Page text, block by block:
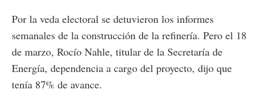
Por la veda electoral se detuvieron los informes
semanales de la construcción de la refinería. Pero el 18
de marzo, Rocío Nahle, titular de la Secretaría de
Energía, dependencia a cargo del proyecto, dijo que
tenía 87% de avance.